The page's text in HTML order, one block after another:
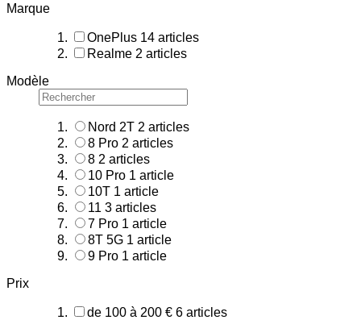
Marque
OnePlus 14 articles
Realme 2 articles
Modèle
Nord 2T 2 articles
8 Pro 2 articles
8 2 articles
10 Pro 1 article
10T 1 article
11 3 articles
7 Pro 1 article
8T 5G 1 article
9 Pro 1 article
Prix
de 100 à 200 € 6 articles